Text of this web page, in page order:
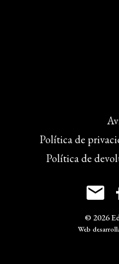
Política de
Política de
© 2026
Web